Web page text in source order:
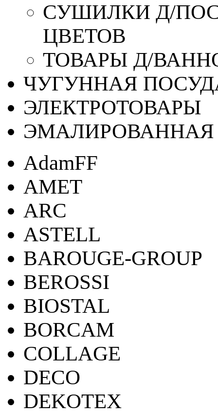
СУШИЛКИ Д/
ЦВЕТОВ
ТОВАРЫ Д/
ЧУГУННАЯ
ЭЛЕКТРОТОВАРЫ
ЭМАЛИРОВАННАЯ
AdamFF
AMET
ARC
ASTELL
BAROUGE-GROUP
BEROSSI
BIOSTAL
BORCAM
COLLAGE
DECO
DEKOTEX